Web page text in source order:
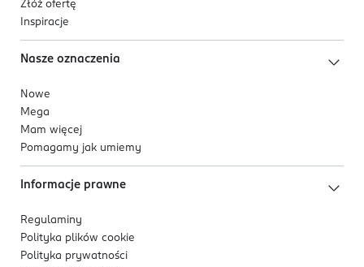
Złóż ofertę
Inspiracje
Nasze oznaczenia
Nowe
Mega
Mam więcej
Pomagamy jak umiemy
Informacje prawne
Regulaminy
Polityka plików cookie
Polityka prywatności